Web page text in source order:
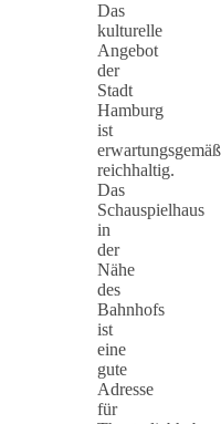
Das
kulturelle
Angebot
der
Stadt
Hamburg
ist
erwartungsgemäß
reichhaltig.
Das
Schauspielhaus
in
der
Nähe
des
Bahnhofs
ist
eine
gute
Adresse
für